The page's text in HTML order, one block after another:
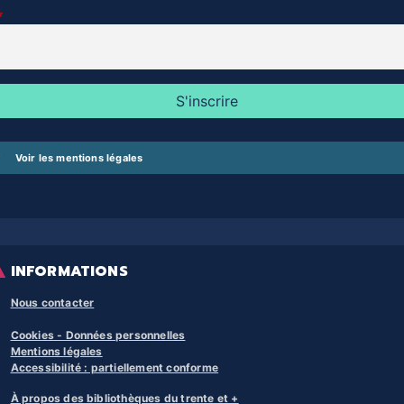
Voir les mentions légales
INFORMATIONS
Nous contacter
Cookies - Données personnelles
Mentions légales
Accessibilité : partiellement conforme
À propos des bibliothèques du trente et +